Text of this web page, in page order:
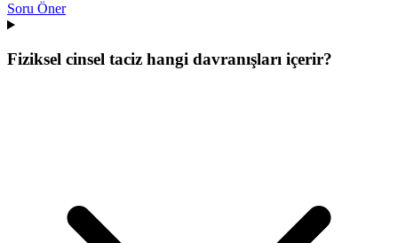
Soru Öner
Fiziksel cinsel taciz hangi davranışları içerir?